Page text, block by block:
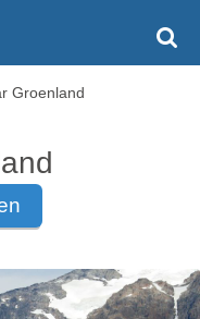
Groenland